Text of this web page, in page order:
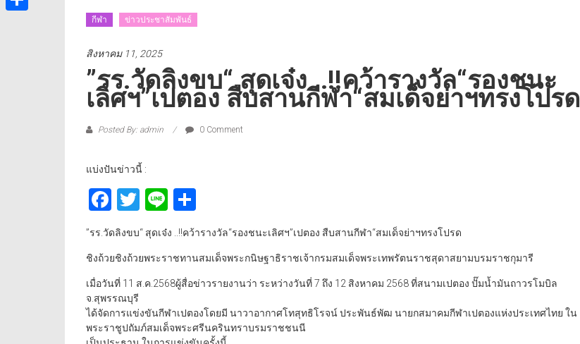
กีฬา ข่าวประชาสัมพันธ์
สิงหาคม 11, 2025
”รร.วัดลิงขบ“ สุดเจ๋ง ..!!คว้ารางวัล“รองชนะ
เลิศฯ”เปตอง สืบสานกีฬา“สมเด็จย่าฯทรงโปรด
Posted By: admin 0 Comment
แบ่งปันข่าวนี้ :
Facebook
Twitter
Line
”รร.วัดลิงขบ“ สุดเจ๋ง ..!!คว้ารางวัล“รองชนะเลิศฯ”เปตอง สืบสานกีฬา“สมเด็จย่าฯทรงโปรด
ชิงถ้วยชิงถ้วยพระราชทานสมเด็จพระกนิษฐาธิราชเจ้ากรมสมเด็จพระเทพรัตนราชสุดาสยามบรมราชกุมารี
เมื่อวันที่ 11 ส.ค.2568ผู้สื่อข่าวรายงานว่า ระหว่างวันที่ 7 ถึง 12 สิงหาคม 2568 ที่สนามเปตอง ปั๊มน้ำมันถาวรโมบิล
จ.สุพรรณบุรี
ได้จัดการแข่งขันกีฬาเปตองโดยมี นาวาอากาศโทสุทธิโรจน์ ประพันธ์พัฒ นายกสมาคมกีฬาเปตองแห่งประเทศไทย ใน
พระราชูปถัมภ์สมเด็จพระศรีนครินทราบรมราชชนนี